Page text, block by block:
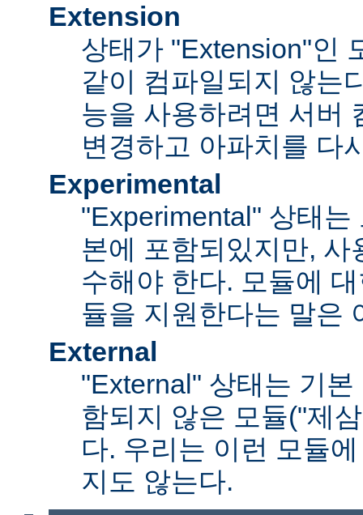
Extension
상태가 "Extension"인
같이 컴파일되지 않는
능을 사용하려면 서버
변경하고 아파치를 다
Experimental
"Experimental" 상태는
본에 포함되있지만, 사
수해야 한다. 모듈에
듈을 지원한다는 말은
External
"External" 상태는 기
함되지 않은 모듈("제
다. 우리는 이런 모듈
지도 않는다.